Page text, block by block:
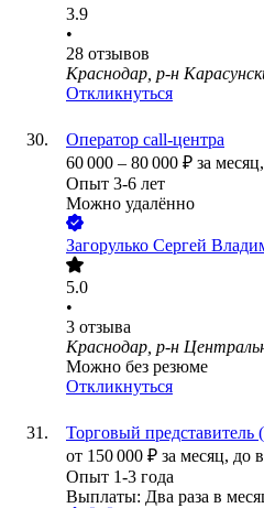
3.9
•
28 отзывов
Краснодар, р-н
Откликнуться
Оператор call-центра
60 000 – 80 000 ₽ за месяц,
Опыт 3-6 лет
Можно удалённо
Загорулько Сергей
5.0
•
3 отзыва
Краснодар, р-н
Можно без резюме
Откликнуться
Торговый представитель
от 150 000 ₽ за месяц, до
Опыт 1-3 года
Выплаты: Два раза в